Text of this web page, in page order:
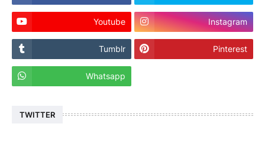
Youtube Instagram
Tumblr Pinterest
Whatsapp
TWITTER